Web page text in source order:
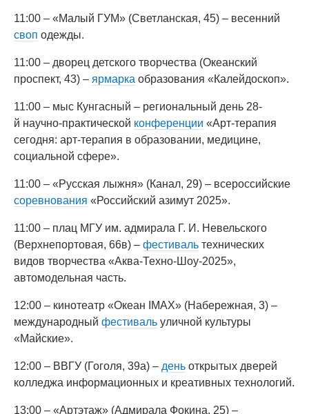
11:00 – «Малый ГУМ» (Светланская, 45) – весенний
своп одежды.
11:00 – дворец детского творчества (Океанский
проспект, 43) – ярмарка образования «Калейдоскоп».
11:00 – мыс Кунгасный – региональный день 28-
й научно-практической конференции «Арт-терапия
сегодня: арт-терапия в образовании, медицине,
социальной сфере».
11:00 – «Русская лыжня» (Канал, 29) – всероссийские
соревнования «Российский азимут 2025».
11:00 – плац МГУ им. адмирала Г. И. Невельского
(Верхнепортовая, 66в) – фестиваль технических
видов творчества «Аква-Техно-Шоу-2025»,
автомодельная часть.
12:00 – кинотеатр «Океан IMAX» (Набережная, 3) –
международный фестиваль уличной культуры
«Майские».
12:00 – ВВГУ (Гоголя, 39а) – день открытых дверей
колледжа информационных и креативных технологий.
13:00 – «Артэтаж» (Адмирала Фокина, 25) –